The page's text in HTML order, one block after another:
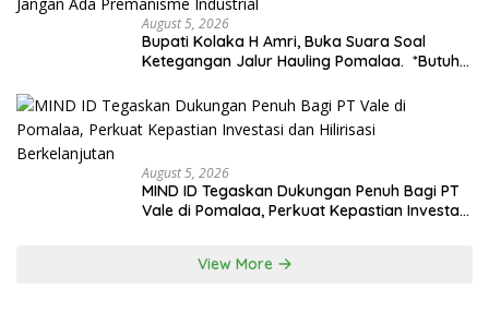
August 5, 2026
Bupati Kolaka H Amri, Buka Suara Soal
Ketegangan Jalur Hauling Pomalaa. *Butuh
Ada Premanisme Industrial
August 5, 2026
MIND ID Tegaskan Dukungan Penuh Bagi PT
Vale di Pomalaa, Perkuat Kepastian Investasi
View More